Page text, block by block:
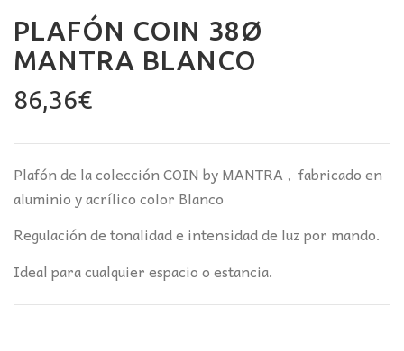
PLAFÓN COIN 38Ø
MANTRA BLANCO
86,36€
Plafón de la colección COIN by MANTRA , fabricado en
aluminio y acrílico color Blanco
Regulación de tonalidad e intensidad de luz por mando.
Ideal para cualquier espacio o estancia.